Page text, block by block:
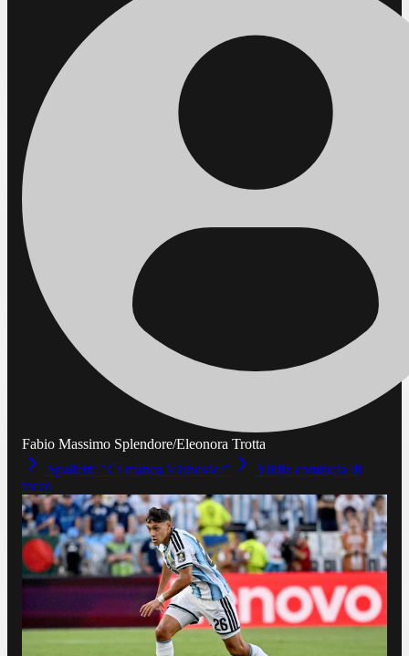
Fabio Massimo Splendore/Eleonora Trotta
Spalletti: "Ci manca Vlahovic?"
Yildiz comincia di
tacco